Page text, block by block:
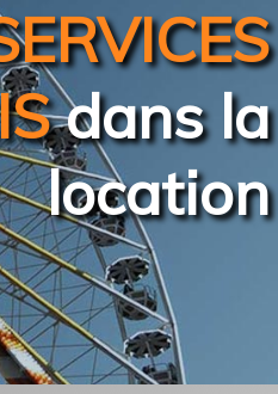
dans la
location